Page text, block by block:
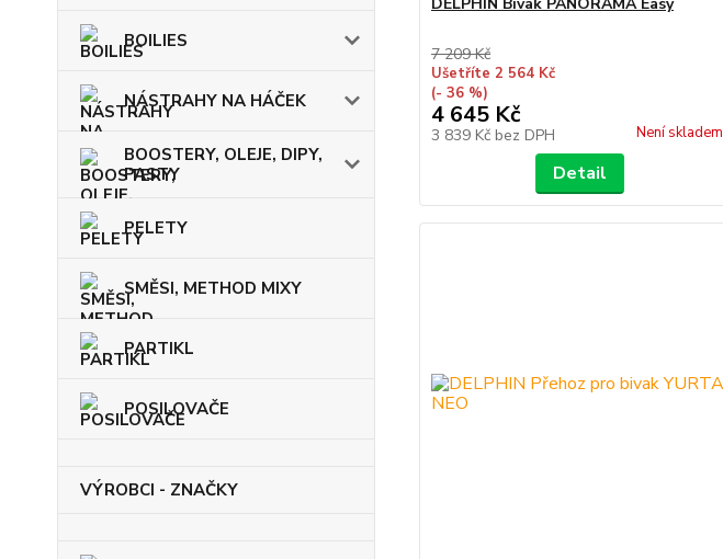
BOILIES
NÁSTRAHY NA HÁČEK
BOOSTERY, OLEJE, DIPY,
PASTY
PELETY
SMĚSI, METHOD MIXY
PARTIKL
POSILOVAČE
VÝROBCI - ZNAČKY
7 209 Kč
Ušetříte 2 564 Kč
(- 36 %)
4 645 Kč
3 839 Kč bez DPH Není skladem
Detail